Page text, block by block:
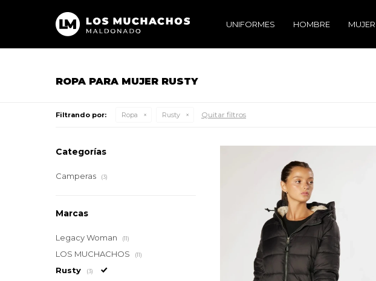
UNIFORMES HOMBRE MUJER
ROPA PARA MUJER RUSTY
Filtrando por: Ropa Rusty Quitar filtros
Categorías
Camperas (3)
Marcas
Legacy Woman (11)
LOS MUCHACHOS (11)
Rusty (3)